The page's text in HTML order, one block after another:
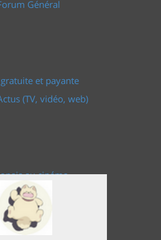
Général
et payante
(TV, vidéo, web)
au cinéma
Actus (TV, vidéo, web)